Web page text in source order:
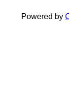
Powered by